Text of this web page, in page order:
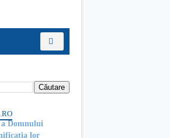
a Domnului
lor